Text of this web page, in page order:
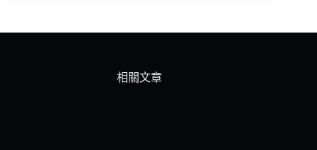
相關文章